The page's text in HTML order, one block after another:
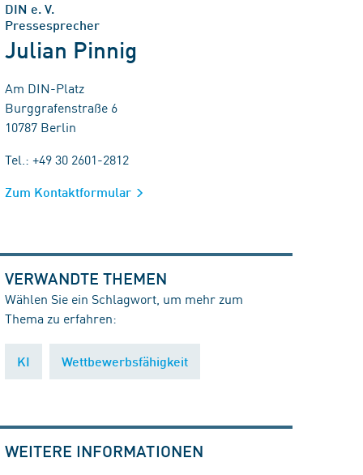
DIN e. V.
Pressesprecher
Julian Pinnig
Am DIN-Platz
Burggrafenstraße 6
10787 Berlin
Tel.: +49 30 2601-2812
Zum Kontaktformular
VERWANDTE THEMEN
Wählen Sie ein Schlagwort, um mehr zum
Thema zu erfahren:
KI Wettbewerbsfähigkeit
WEITERE INFORMATIONEN